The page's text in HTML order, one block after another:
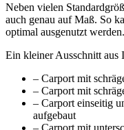
Neben vielen
auch genau auf Maß. So
optimal ausgenutzt werden.
Ein kleiner Ausschnitt aus
– Carport mit
– Carport mit
– Carport einseitig
aufgebaut
– Carport mit